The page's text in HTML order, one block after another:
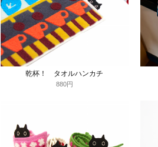
乾杯！ タオルハンカチ
880円